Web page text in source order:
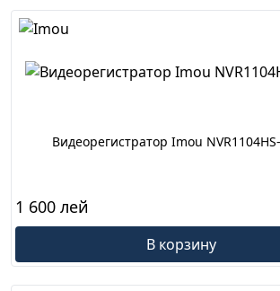
Видеорегистратор Imou
1 600 лей
В корзину